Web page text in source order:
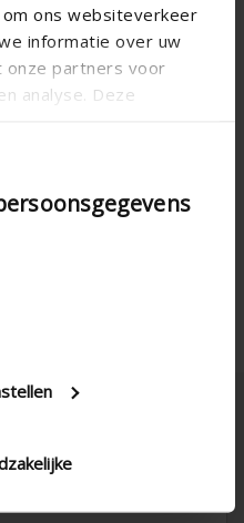
ons websiteverkeer
informatie over uw
onze partners voor
analyse. Deze
ze heeft verstrekt of
basis van uw gebruik